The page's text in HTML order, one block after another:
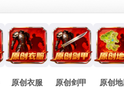
› ›
原创衣服 原创剑甲 原创